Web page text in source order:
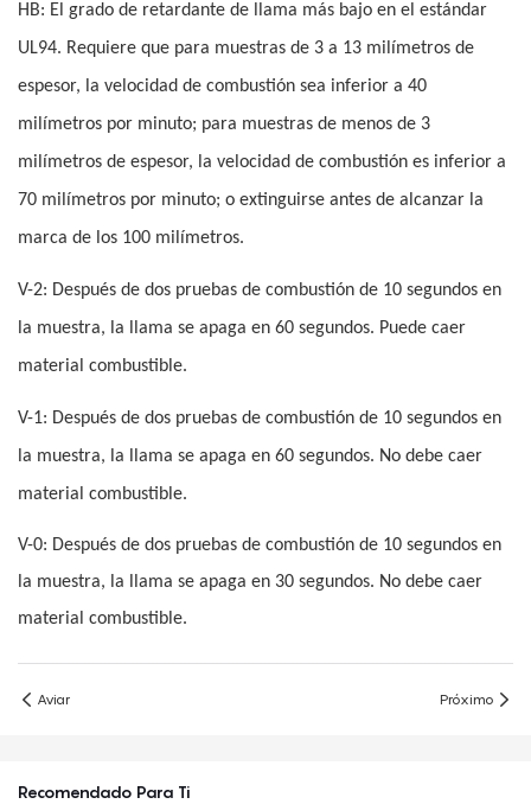
HB: El grado de retardante de llama más bajo en el estándar
UL94. Requiere que para muestras de 3 a 13 milímetros de
espesor, la velocidad de combustión sea inferior a 40
milímetros por minuto; para muestras de menos de 3
milímetros de espesor, la velocidad de combustión es inferior a
70 milímetros por minuto; o extinguirse antes de alcanzar la
marca de los 100 milímetros.
V-2: Después de dos pruebas de combustión de 10 segundos en
la muestra, la llama se apaga en 60 segundos. Puede caer
material combustible.
V-1: Después de dos pruebas de combustión de 10 segundos en
la muestra, la llama se apaga en 60 segundos. No debe caer
material combustible.
V-0: Después de dos pruebas de combustión de 10 segundos en
la muestra, la llama se apaga en 30 segundos. No debe caer
material combustible.
Aviar Próximo
Recomendado Para Ti